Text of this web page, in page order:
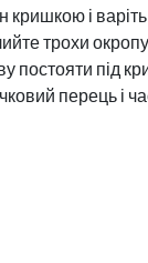
кришкою і
трохи
постояти під
перець і